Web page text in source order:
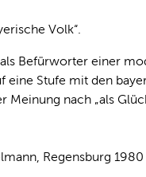
Volk“.
Befürworter einer
Stufe mit den
nach „als
Regensburg 1980